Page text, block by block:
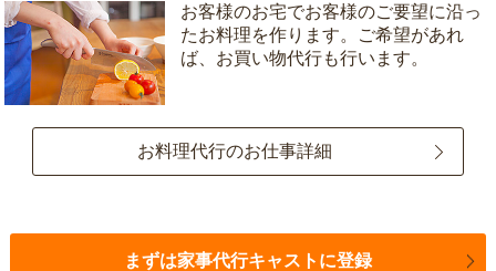
お客様のお宅でお客様のご要望に沿っ
たお料理を作ります。ご希望があれ
ば、お買い物代行も行います。
お料理代行のお仕事詳細
まずは家事代行キャストに登録